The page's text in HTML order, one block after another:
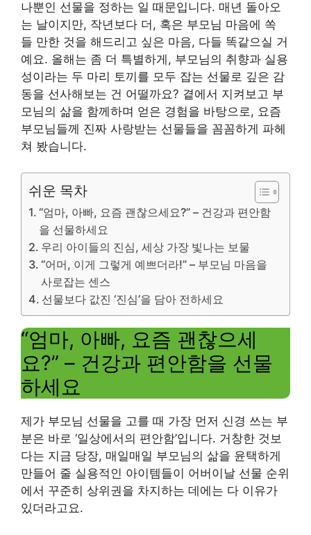
나뿐인 선물을 정하는 일 때문입니다. 매년 돌아오
는 날이지만, 작년보다 더, 혹은 부모님 마음에 쏙
들 만한 것을 해드리고 싶은 마음, 다들 똑같으실 거
예요. 올해는 좀 더 특별하게, 부모님의 취향과 실용
성이라는 두 마리 토끼를 모두 잡는 선물로 깊은 감
동을 선사해보는 건 어떨까요? 곁에서 지켜보고 부
모님의 삶을 함께하며 얻은 경험을 바탕으로, 요즘
부모님들께 진짜 사랑받는 선물들을 꼼꼼하게 파헤
쳐 봤습니다.
쉬운 목차
“엄마, 아빠, 요즘 괜찮으세요?” – 건강과 편안함
을 선물하세요
우리 아이들의 진심, 세상 가장 빛나는 보물
“어머, 이게 그렇게 예쁘더라!” – 부모님 마음을
사로잡는 센스
선물보다 값진 ‘진심’을 담아 전하세요
“엄마, 아빠, 요즘 괜찮으세
요?” – 건강과 편안함을 선물
하세요
제가 부모님 선물을 고를 때 가장 먼저 신경 쓰는 부
분은 바로 ‘일상에서의 편안함’입니다. 거창한 것보
다는 지금 당장, 매일매일 부모님의 삶을 윤택하게
만들어 줄 실용적인 아이템들이 어버이날 선물 순위
에서 꾸준히 상위권을 차지하는 데에는 다 이유가
있더라고요.